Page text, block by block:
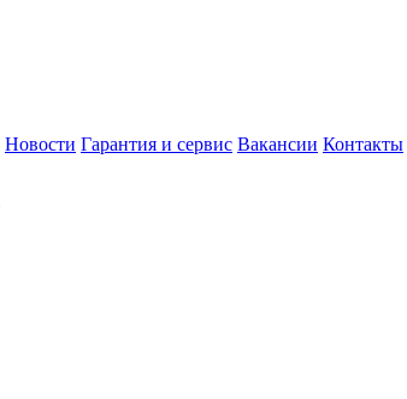
Новости Гарантия и сервис Вакансии Контакты